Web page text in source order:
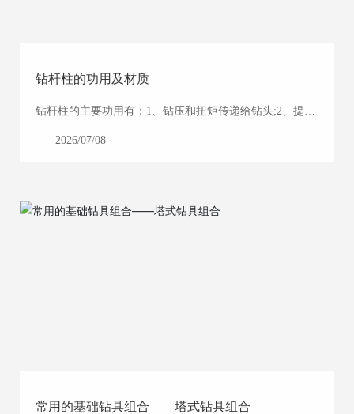
钻杆柱的功用及材质
钻杆柱的主要功用有：1、钻压和扭矩传递给钻头;2、提供
2026/07/08
常用的基础钻具组合——塔式钻具组合